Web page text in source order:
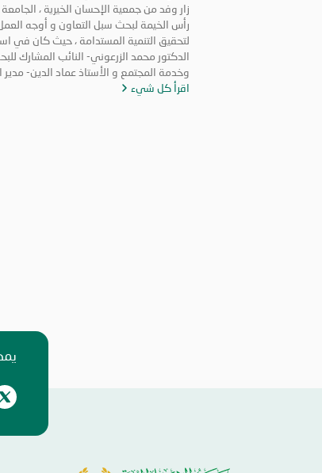
التعاون مع «الجامعة
في رأس الخيمة
زار وفد من جمعية الإحسان الخيرية ،
رأس الخيمة لبحث سبل التعاون و أوجه
لتحقيق التنمية المستدامة ، حيث كان في
الدكتور محمد الزرعوني- النائب المشارك
المجتمعية والأعمال بالجامعة.
اقرأ كل شيء